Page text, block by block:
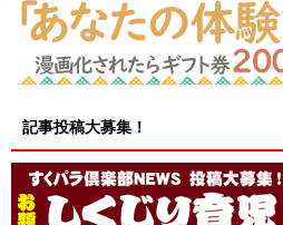
記事投稿大募集！